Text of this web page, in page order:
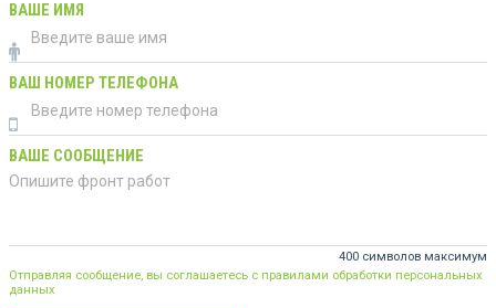
ВАШЕ ИМЯ
ВАШ НОМЕР ТЕЛЕФОНА
ВАШЕ СООБЩЕНИЕ
400 символов максимум
Отправляя сообщение, вы соглашаетесь с правилами обработки персональных
данных